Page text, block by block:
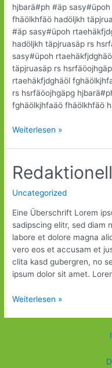
hjbarä#ph #äp
fhäölkhfäö hadöljkh
#äp sasy#üpoh
hadöljkh täpjruasäp rs
sasy#üpoh
täpjruasäp rs
rtaehäkfjdghäöl
rs hsrfäöojhgäpg
fghäölkjhfaäö fhäölkhfäö
Weiterlesen »
Uncategorized
Eine Überschrift Lorem
sadipscing elitr, sed diam
labore et dolore magna
vero eos et accusam et
clita kasd gubergren, no
ipsum dolor sit amet.
Redaktioneller
Beitrag
Nr.
Weiterlesen »